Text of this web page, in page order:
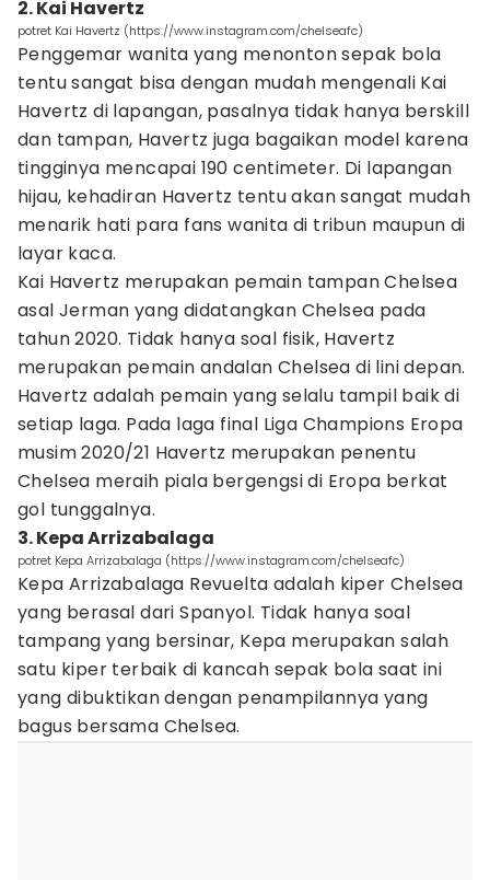
2. Kai Havertz
potret Kai Havertz (https://www.instagram.com/chelseafc)
Penggemar wanita yang menonton sepak bola
tentu sangat bisa dengan mudah mengenali Kai
Havertz di lapangan, pasalnya tidak hanya berskill
dan tampan, Havertz juga bagaikan model karena
tingginya mencapai 190 centimeter. Di lapangan
hijau, kehadiran Havertz tentu akan sangat mudah
menarik hati para fans wanita di tribun maupun di
layar kaca.
Kai Havertz merupakan pemain tampan Chelsea
asal Jerman yang didatangkan Chelsea pada
tahun 2020. Tidak hanya soal fisik, Havertz
merupakan pemain andalan Chelsea di lini depan.
Havertz adalah pemain yang selalu tampil baik di
setiap laga. Pada laga final Liga Champions Eropa
musim 2020/21 Havertz merupakan penentu
Chelsea meraih piala bergengsi di Eropa berkat
gol tunggalnya.
3. Kepa Arrizabalaga
potret Kepa Arrizabalaga (https://www.instagram.com/chelseafc)
Kepa Arrizabalaga Revuelta adalah kiper Chelsea
yang berasal dari Spanyol. Tidak hanya soal
tampang yang bersinar, Kepa merupakan salah
satu kiper terbaik di kancah sepak bola saat ini
yang dibuktikan dengan penampilannya yang
bagus bersama Chelsea.